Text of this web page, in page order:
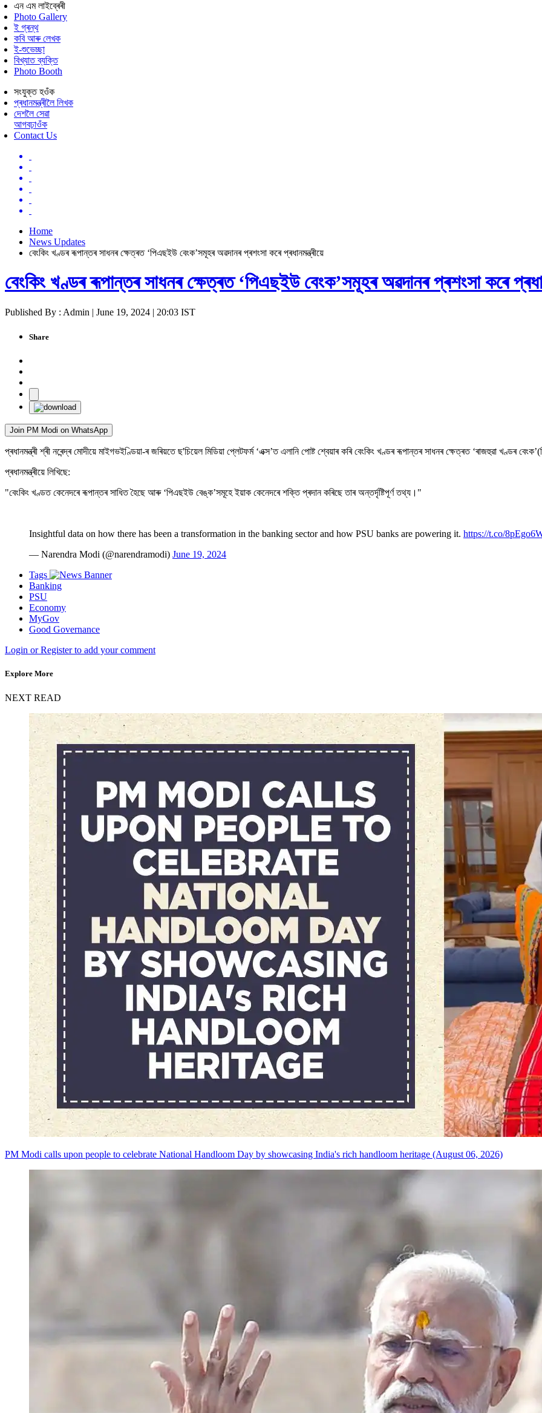
এন এম লাইব্ৰেৰী
Photo Gallery
ই গ্ৰন্থ
কবি আৰু লেখক
ই-শুভেচ্ছা
বিখ্যাত ব্যক্তি
Photo Booth
সংযুক্ত হওঁক
প্ৰধানমন্ত্ৰীলৈ লিখক
দেশলৈ সেৱা
আগবঢ়াওঁক
Contact Us
Home
News Updates
বেংকিং খণ্ডৰ ৰূপান্তৰ সাধনৰ ক্ষেত্ৰত ‘পিএছইউ বেংক’সমূহৰ অৱদানৰ প্ৰশংসা কৰে প্ৰধানমন্ত্ৰীয়ে
বেংকিং খণ্ডৰ ৰূপান্তৰ সাধনৰ ক্ষেত্ৰত ‘পিএছইউ বেংক’সমূহৰ অৱদানৰ প্ৰশংসা কৰে
Published By : Admin | June 19, 2024 | 20:03 IST
Share
Join PM Modi on WhatsApp
প্ৰধানমন্ত্ৰী শ্ৰী নৰেন্দ্ৰ মোদীয়ে মাইগভইণ্ডিয়া-ৰ জৰিয়তে ছ'চিয়েল মিডিয়া প্লেটফৰ্ম ‘এক্স’ত এলানি পোষ্ট শ্বেয়াৰ কৰি বেংকিং খণ্ডৰ ৰূপান্তৰ সাধনৰ ক্ষেত্ৰত ‘ৰাজহুৱা খণ্ডৰ
প্ৰধানমন্ত্ৰীয়ে লিখিছে:
"বেংকিং খণ্ডত কেনেদৰে ৰূপান্তৰ সাধিত হৈছে আৰু ‘পিএছইউ বেঙ্ক’সমূহে ইয়াক কেনেদৰে শক্তি প্ৰদান কৰিছে তাৰ অন্তৰ্দৃষ্টিপূৰ্ণ তথ্য।"
Insightful data on how there has been a transformation in the banking sector and how PSU banks are powering it. https://t.co/
— Narendra Modi (@narendramodi) June 19, 2024
Tags
Banking
PSU
Economy
MyGov
Good Governance
Login or Register to add your comment
Explore More
NEXT READ
PM Modi calls upon people to celebrate National Handloom Day by showcasing India's rich handloom heritage (August 06, 2026)